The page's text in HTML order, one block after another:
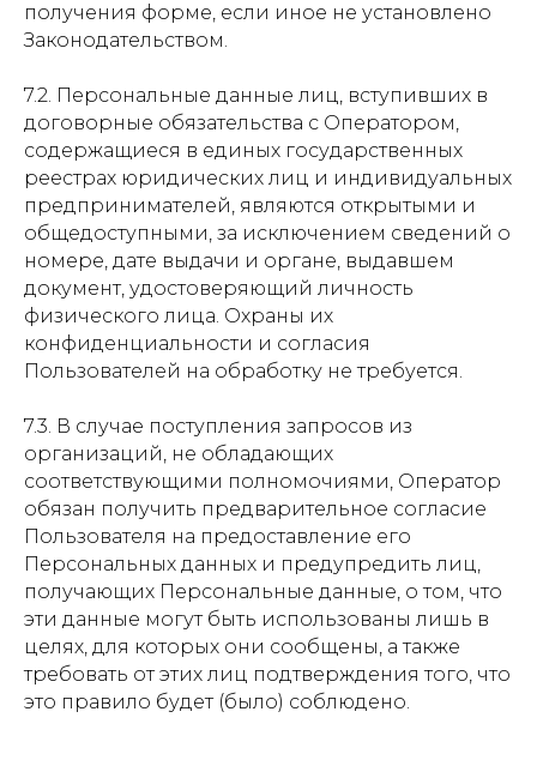
получения форме, если иное не установлено
Законодательством.
7.2. Персональные данные лиц, вступивших в
договорные обязательства с Оператором,
содержащиеся в единых государственных
реестрах юридических лиц и индивидуальных
предпринимателей, являются открытыми и
общедоступными, за исключением сведений о
номере, дате выдачи и органе, выдавшем
документ, удостоверяющий личность
физического лица. Охраны их
конфиденциальности и согласия
Пользователей на обработку не требуется.
7.3. В случае поступления запросов из
организаций, не обладающих
соответствующими полномочиями, Оператор
обязан получить предварительное согласие
Пользователя на предоставление его
Персональных данных и предупредить лиц,
получающих Персональные данные, о том, что
эти данные могут быть использованы лишь в
целях, для которых они сообщены, а также
требовать от этих лиц подтверждения того, что
это правило будет (было) соблюдено.